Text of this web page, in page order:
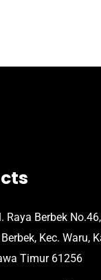
Raya Berbek No.46,
Kec. Waru,
Timur 61256